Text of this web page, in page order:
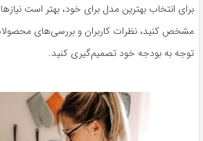
برای انتخاب بهترین مدل برای خود، بهتر است
مشخص کنید، نظرات کاربران و بررسی‌های محصولات
توجه به بودجه خود تصمیم‌گیری کنید.